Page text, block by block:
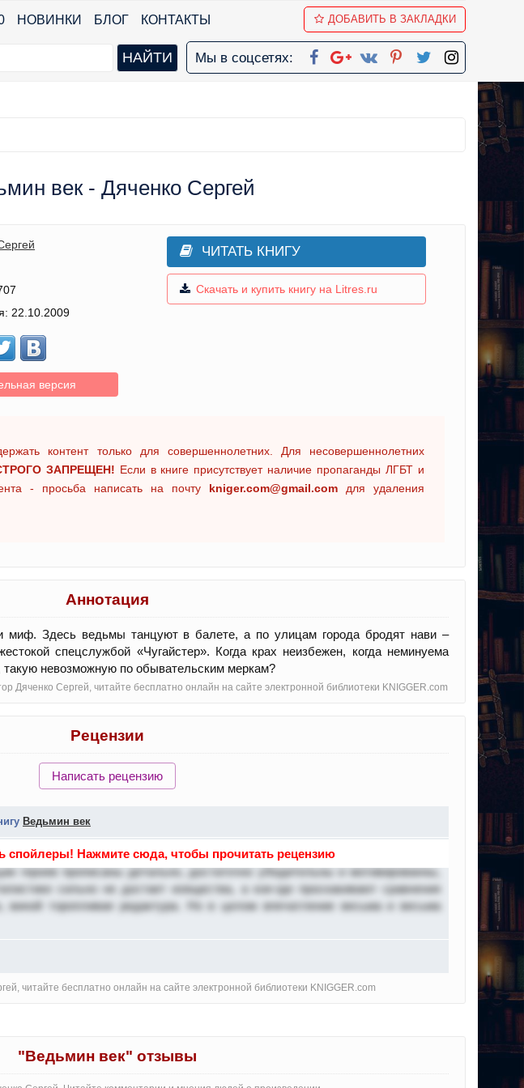
НОВИНКИ БЛОГ КОНТАКТЫ ДОБАВИТЬ В ЗАКЛАДКИ
Мы в соцсетях:
век - Дяченко Сергей
22.10.2009
версия
ЧИТАТЬ КНИГУ
Скачать и купить книгу на Litres.ru
контент только для совершеннолетних. Для несовершеннолетних
ЗАПРЕЩЕН! Если в книге присутствует наличие пропаганды ЛГБТ и
- просьба написать на почту kniger.com@gmail.com для удаления
Аннотация
миф. Здесь ведьмы танцуют в балете, а по улицам города бродят нави –
спецслужбой «Чугайстер». Когда крах неизбежен, когда неминуема
невозможную по обывательским меркам?
Дяченко Сергей, читайте бесплатно онлайн на сайте электронной библиотеки KNIGGER.com
Рецензии
Написать рецензию
Ведьмин век
роман. Продуманный сюжет без очевидных нестыковок и беспомощных
героев прописаны детально, достаточно убедительны и мотивированны,
сильно не достает изящества, а кое-где проскакивают сравнения
виной торопливая редактура. Но в целом впечатление весьма и весьма
спойлеры! Нажмите сюда, чтобы прочитать рецензию
читайте бесплатно онлайн на сайте электронной библиотеки KNIGGER.com
"Ведьмин век" отзывы